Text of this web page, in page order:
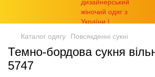
Каталог одягу Повсякденні сукні
Темно-бордова сукня
5747